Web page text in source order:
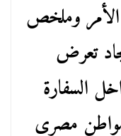
وملخص
تعرض
السفارة
مواطن مصرى